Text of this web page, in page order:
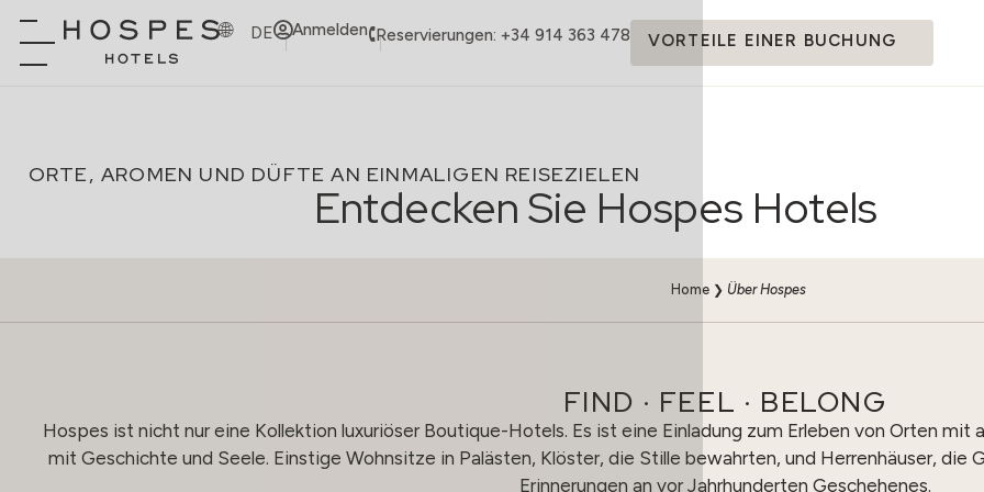
DE Anmelden Reservierungen: +34 914 363 478 VORTEILE EINER BUCHUNG
ORTE, AROMEN UND DÜFTE AN EINMALIGEN REISEZIELEN
Entdecken Sie Hospes Hotels
Home❯ Über Hospes
FIND · FEEL · BELONG
Hospes ist nicht nur eine Kollektion luxuriöser Boutique-Hotels. Es ist eine Einladung zum Erleben von Orten mit
mit Geschichte und Seele. Einstige Wohnsitze in Palästen, Klöster, die Stille bewahrten, und Herrenhäuser, die
Erinnerungen an vor Jahrhunderten Geschehenes.